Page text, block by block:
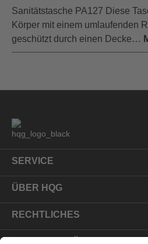
Sanitätstasche PA127 Diese
Körper mit einem umlaufenden
geschützt durch einen Decke…
SERVICE
ÜBER HQG
RECHTLICHES